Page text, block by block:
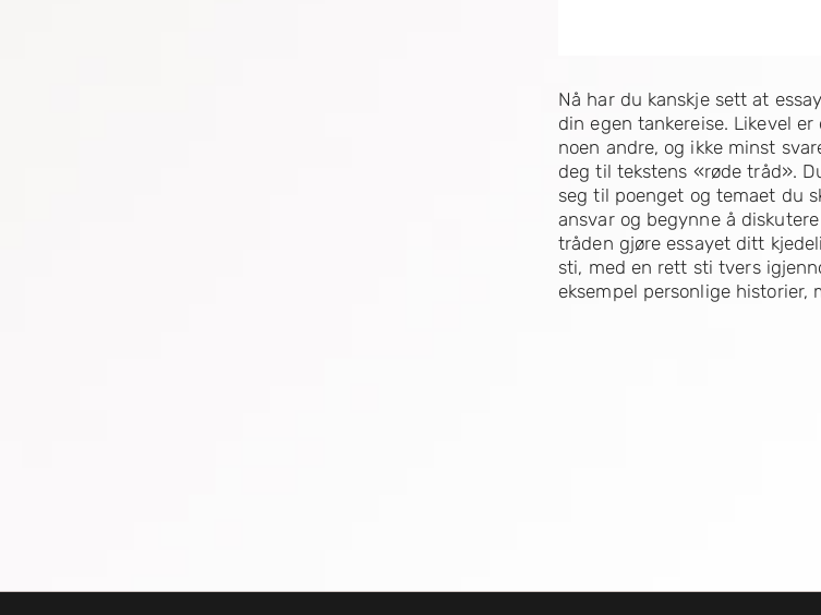
Nå har du kanskje sett at
din egen tankereise. Likevel
noen andre, og ikke minst
deg til tekstens «røde tråd».
seg til poenget og temaet du
ansvar og begynne å
tråden gjøre essayet ditt
sti, med en rett sti tvers
eksempel personlige